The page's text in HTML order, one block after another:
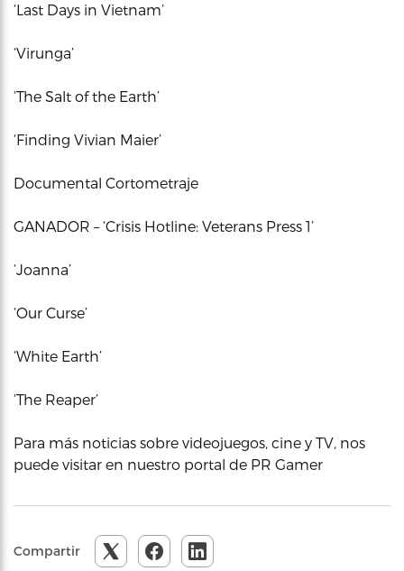
‘Last Days in Vietnam’
‘Virunga’
‘The Salt of the Earth’
‘Finding Vivian Maier’
Documental Cortometraje
GANADOR – ‘Crisis Hotline: Veterans Press 1’
‘Joanna’
‘Our Curse’
‘White Earth’
‘The Reaper’
Para más noticias sobre videojuegos, cine y TV, nos
puede visitar en nuestro portal de PR Gamer
Compartir